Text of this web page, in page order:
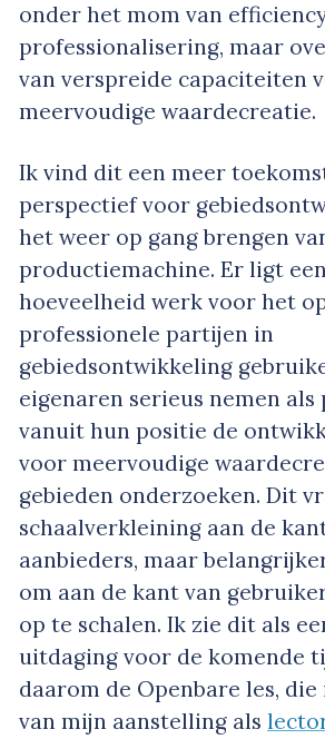
onder het mom van
professionalisering, maar
van verspreide capaciteiten
meervoudige waardecreatie.
Ik vind dit een meer
perspectief voor
het weer op gang brengen
productiemachine. Er ligt
hoeveelheid werk voor het
professionele partijen in
gebiedsontwikkeling
eigenaren serieus nemen als
vanuit hun positie de
voor meervoudige
gebieden onderzoeken. Dit
schaalverkleining aan de
aanbieders, maar
om aan de kant van
op te schalen. Ik zie dit als
uitdaging voor de komende
daarom de Openbare les,
van mijn aanstelling als